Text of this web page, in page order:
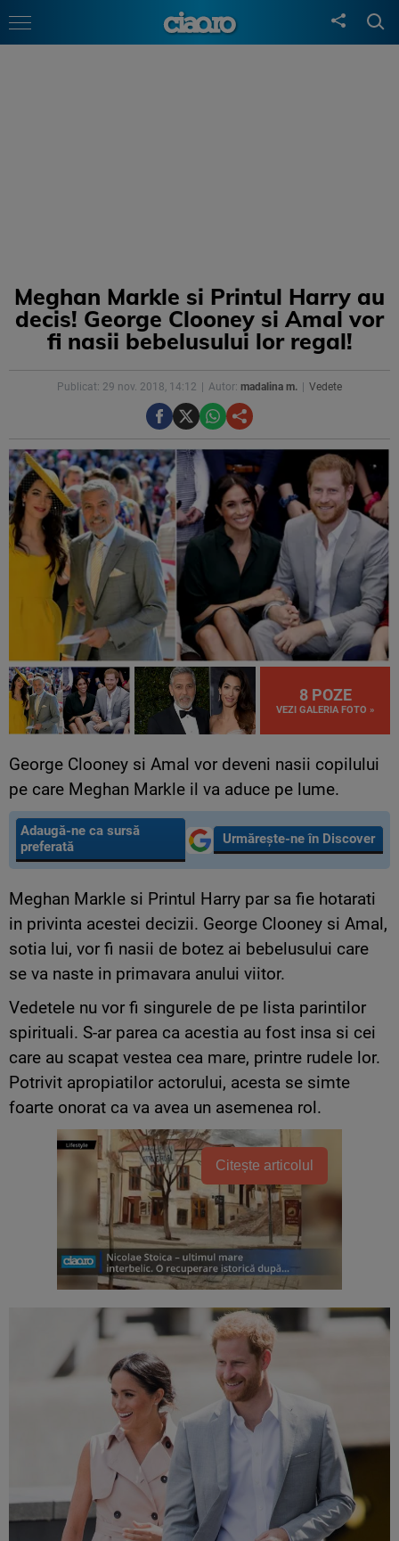
Meghan Markle si Printul Harry au
decis! George Clooney si Amal vor
fi nasii bebelusului lor regal!
Publicat: 29 nov. 2018, 14:12 Autor: madalina m. Vedete
8 POZE
VEZI GALERIA FOTO »
George Clooney si Amal vor deveni nasii copilului
pe care Meghan Markle il va aduce pe lume.
Adaugă-ne ca sursă
preferată
Urmărește-ne în Discover
Meghan Markle si Printul Harry par sa fie hotarati
in privinta acestei decizii. George Clooney si Amal,
sotia lui, vor fi nasii de botez ai bebelusului care
se va naste in primavara anului viitor.
Vedetele nu vor fi singurele de pe lista parintilor
spirituali. S-ar parea ca acestia au fost insa si cei
care au scapat vestea cea mare, printre rudele lor.
Potrivit apropiatilor actorului, acesta se simte
foarte onorat ca va avea un asemenea rol.
Citește articolul